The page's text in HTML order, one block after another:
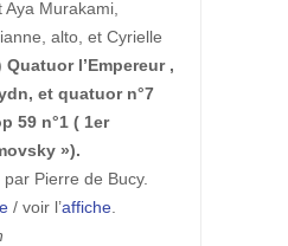
Murakami,
alto, et Cyrielle
Quatuor l’Empereur ,
et quatuor n°7
59 n°1 ( 1er
»).
Pierre de Bucy.
/ voir l’affiche.